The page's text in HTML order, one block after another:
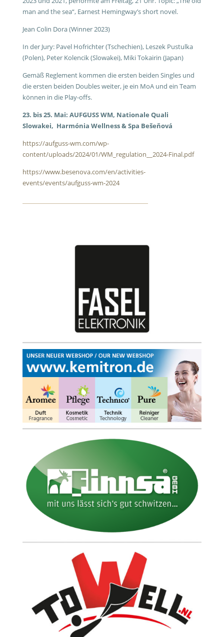
man and the sea“, Earnest Hemingway’s short novel.
Jean Colin Dora (Winner 2023)
In der Jury: Pavel Hofrichter (Tschechien), Leszek Pustulka
(Polen), Peter Kolencik (Slowakei), Miki Tokairin (Japan)
Gemäß Reglement kommen die ersten beiden Singles und
die ersten beiden Doubles weiter, je ein MoA und ein Team
können in die Play-offs.
23. bis 25. Mai: AUFGUSS WM, Nationale Quali
Slowakei, Harmónia Wellness & Spa Bešeňová
https://aufguss-wm.com/wp-
content/uploads/2024/01/WM_regulation__2024-Final.pdf
https://www.besenova.com/en/activities-
events/events/aufguss-wm-2024